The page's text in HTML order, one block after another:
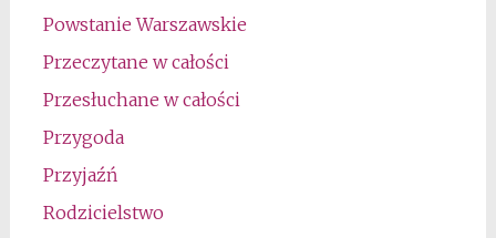
Powstanie Warszawskie
Przeczytane w całości
Przesłuchane w całości
Przygoda
Przyjaźń
Rodzicielstwo